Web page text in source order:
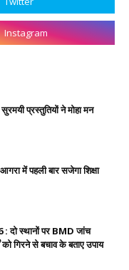
प्रस्तुतियों ने मोहा मन
में पहली बार सजेगा शिक्षा
स्थानों पर BMD जांच
को गिरने से बचाव के बताए उपाय